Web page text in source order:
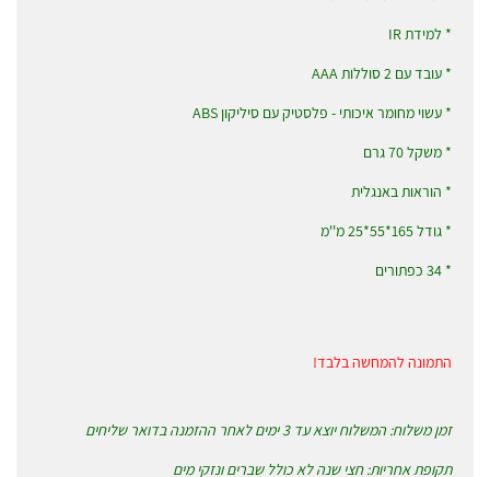
* למידת IR
* עובד עם 2 סוללות AAA
* עשוי מחומר איכותי - פלסטיק עם סיליקון ABS
* משקל 70 גרם
* הוראות באנגלית
* גודל 165*55*25 מ''מ
* 34 כפתורים
התמונה להמחשה בלבד!
זמן משלוח: המשלוח יוצא עד 3 ימים לאחר ההזמנה בדואר שליחים
תקופת אחריות: חצי שנה לא כולל שברים ונזקי מים